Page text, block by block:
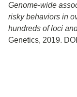
Genome-wide
risky behaviors in
hundreds of loci
Genetics, 2019.